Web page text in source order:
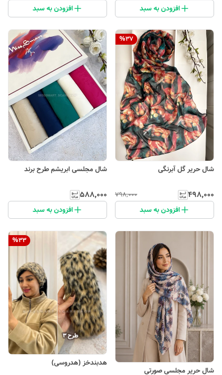
افزودن به سبد افزودن به سبد
%37
شال حریر گل آبرنگی
۴۹۸٬۰۰۰ ۷۹۸٬۰۰۰
افزودن به سبد
شال مجلسی ابریشم طرح برند
۵۸۸٬۰۰۰
افزودن به سبد
شال حریر مجلسی صورتی
%33
هدبندخز (هدروسی)